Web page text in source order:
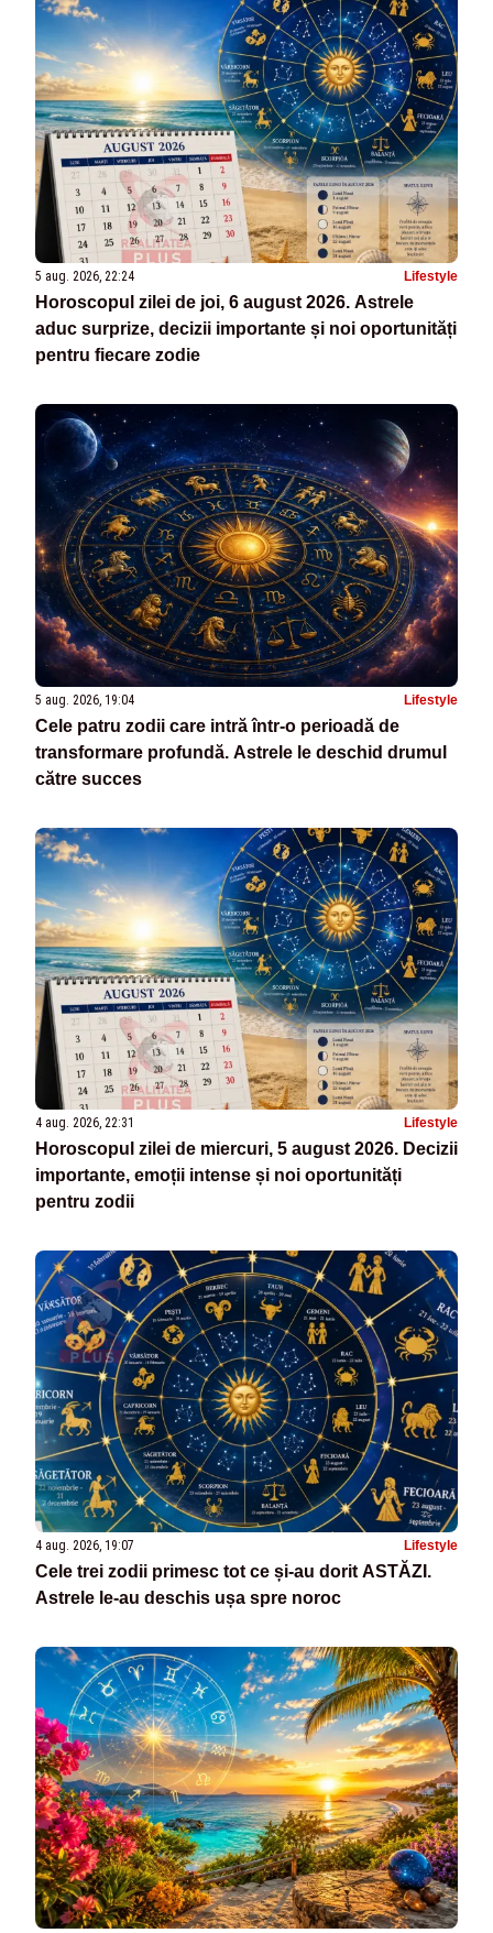
5 aug. 2026, 22:24 Lifestyle
Horoscopul zilei de joi, 6 august 2026. Astrele
aduc surprize, decizii importante și noi oportunități
pentru fiecare zodie
5 aug. 2026, 19:04 Lifestyle
Cele patru zodii care intră într-o perioadă de
transformare profundă. Astrele le deschid drumul
către succes
4 aug. 2026, 22:31 Lifestyle
Horoscopul zilei de miercuri, 5 august 2026. Decizii
importante, emoții intense și noi oportunități
pentru zodii
4 aug. 2026, 19:07 Lifestyle
Cele trei zodii primesc tot ce și-au dorit ASTĂZI.
Astrele le-au deschis ușa spre noroc